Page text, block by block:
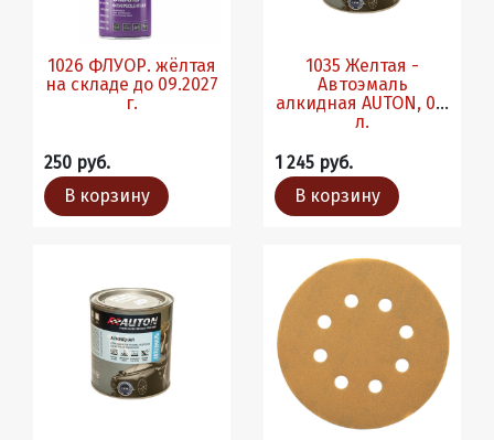
1026 ФЛУОР. жёлтая
на складе до 09.2027
г.
250 руб.
В корзину
1035 Желтая -
Автоэмаль
алкидная AUTON, 0.8
л.
1 245 руб.
В корзину